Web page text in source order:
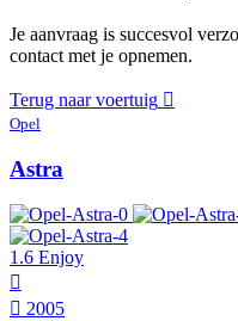
Je aanvraag is succesvol
contact met je opnemen.
Terug naar voertuig
Opel
Astra
1.6 Enjoy
2005